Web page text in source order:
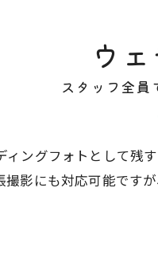
ウ
スタッフ全員
ングフォトとして残
影にも対応可能です